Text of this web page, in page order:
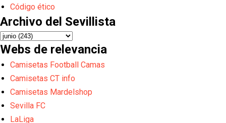
Código ético
Archivo del Sevillista
Webs de relevancia
Camisetas Football Camas
Camisetas CT info
Camisetas Mardelshop
Sevilla FC
LaLiga